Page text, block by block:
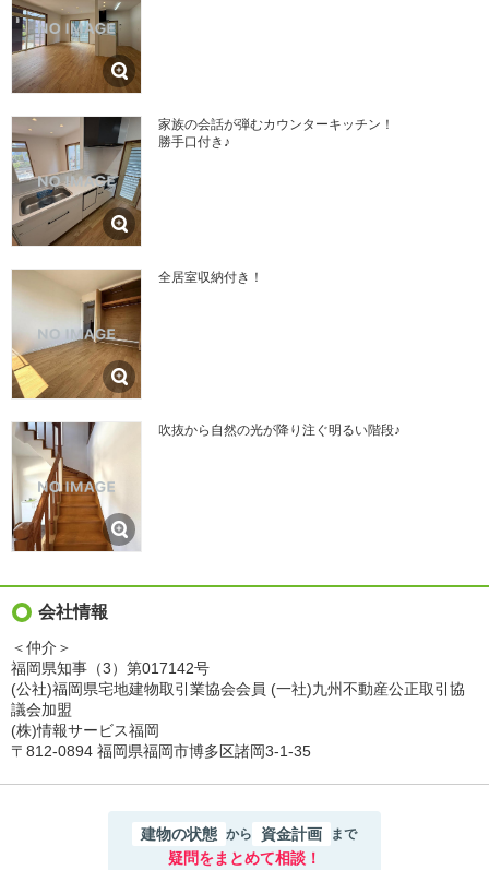
家族の会話が弾むカウンターキッチン！
勝手口付き♪
全居室収納付き！
吹抜から自然の光が降り注ぐ明るい階段♪
会社情報
＜仲介＞
福岡県知事（3）第017142号
(公社)福岡県宅地建物取引業協会会員 (一社)九州不動産公正取引協
議会加盟
(株)情報サービス福岡
〒812-0894 福岡県福岡市博多区諸岡3-1-35
建物の状態 から 資金計画 まで
疑問をまとめて相談！